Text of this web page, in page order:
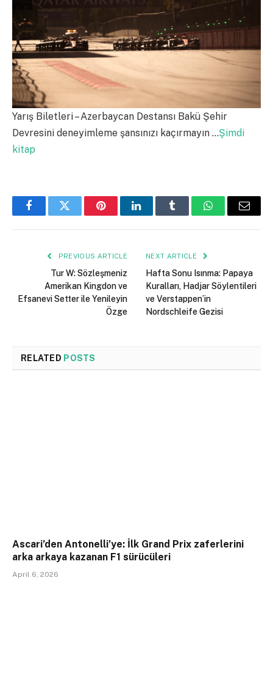
Yarış Biletleri – Azerbaycan Destansı Bakü Şehir
Devresini deneyimleme şansınızı kaçırmayın …Şimdi
kitap
FacebookTwitter PinterestLinkedInTumblr WhatsAppEmail
PREVIOUS ARTICLE
Tur W: Sözleşmeniz
Amerikan Kingdon ve
Efsanevi Setter ile Yenileyin
Özge
NEXT ARTICLE
Hafta Sonu Isınma: Papaya
Kuralları, Hadjar Söylentileri
ve Verstappen’in
Nordschleife Gezisi
RELATED POSTS
Ascari’den Antonelli’ye: İlk Grand Prix zaferlerini
arka arkaya kazanan F1 sürücüleri
April 6, 2026